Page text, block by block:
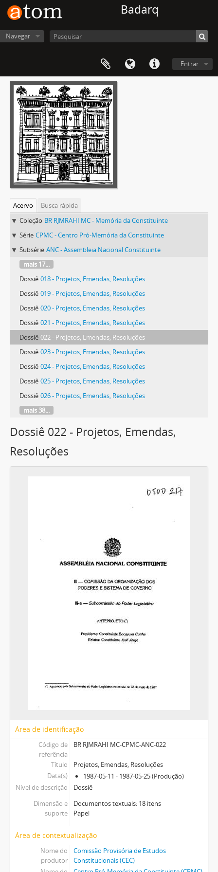
Badarq
Navegar
Entrar
Acervo
Busca rápida
Coleção BR RJMRAHI MC - Memória da Constituinte
Série CPMC - Centro Pró-Memória da Constituinte
Subsérie ANC - Assembleia Nacional Constituinte
mais 17...
Dossiê 018 - Projetos, Emendas, Resoluções
Dossiê 019 - Projetos, Emendas, Resoluções
Dossiê 020 - Projetos, Emendas, Resoluções
Dossiê 021 - Projetos, Emendas, Resoluções
Dossiê 022 - Projetos, Emendas, Resoluções
Dossiê 023 - Projetos, Emendas, Resoluções
Dossiê 024 - Projetos, Emendas, Resoluções
Dossiê 025 - Projetos, Emendas, Resoluções
Dossiê 026 - Projetos, Emendas, Resoluções
mais 38...
Dossiê 022 - Projetos, Emendas,
Resoluções
Área de identificação
Código de
referência
BR RJMRAHI MC-CPMC-ANC-022
Título
Projetos, Emendas, Resoluções
Data(s)
1987-05-11 - 1987-05-25 (Produção)
Nível de descrição
Dossiê
Dimensão e
suporte
Documentos textuais: 18 itens
Papel
Área de contextualização
Nome do
produtor
Comissão Provisória de Estudos
Constitucionais (CEC)